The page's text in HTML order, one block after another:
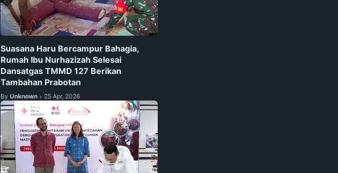
Suasana Haru Bercampur Bahagia,
Rumah Ibu Nurhazizah Selesai
Dansatgas TMMD 127 Berikan
Tambahan Prabotan
By Unknown • 25 Apr, 2026